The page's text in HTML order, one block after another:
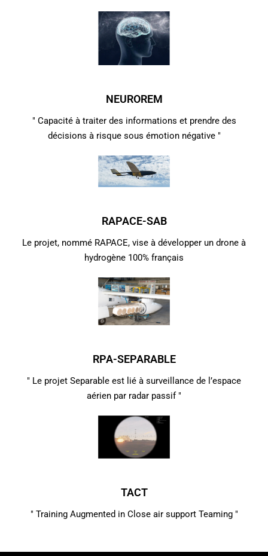
NEUROREM
" Capacité à traiter des informations et prendre des
décisions à risque sous émotion négative "
RAPACE-SAB
Le projet, nommé RAPACE, vise à développer un drone à
hydrogène 100% français
RPA-SEPARABLE
" Le projet Separable est lié à surveillance de l’espace
aérien par radar passif "
TACT
" Training Augmented in Close air support Teaming "